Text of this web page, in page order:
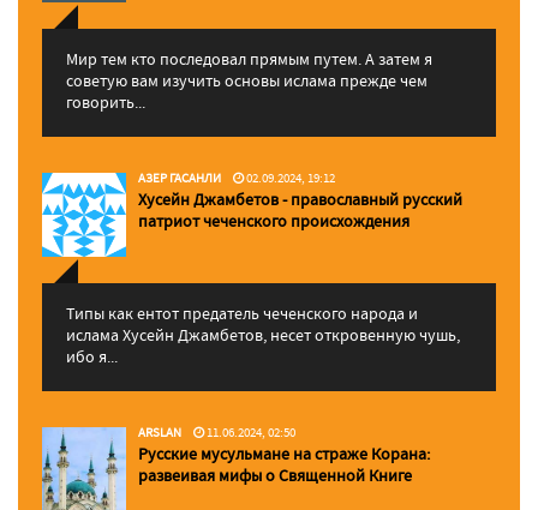
Мир тем кто последовал прямым путем. А затем я
советую вам изучить основы ислама прежде чем
говорить...
АЗЕР ГАСАНЛИ 02.09.2024, 19:12
Хусейн Джамбетов - православный русский
патриот чеченского происхождения
Типы как ентот предатель чеченского народа и
ислама Хусейн Джамбетов, несет откровенную чушь,
ибо я...
ARSLAN 11.06.2024, 02:50
Русские мусульмане на страже Корана:
pазвеивая мифы о Священной Книге